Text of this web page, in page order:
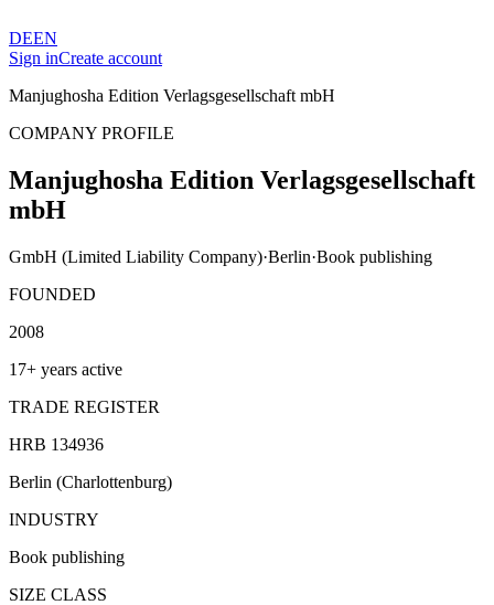
DEEN
Sign inCreate account
Manjughosha Edition Verlagsgesellschaft mbH
COMPANY PROFILE
Manjughosha Edition Verlagsgesellschaft
mbH
GmbH (Limited Liability Company)·Berlin·Book publishing
FOUNDED
2008
17+ years active
TRADE REGISTER
HRB 134936
Berlin (Charlottenburg)
INDUSTRY
Book publishing
SIZE CLASS